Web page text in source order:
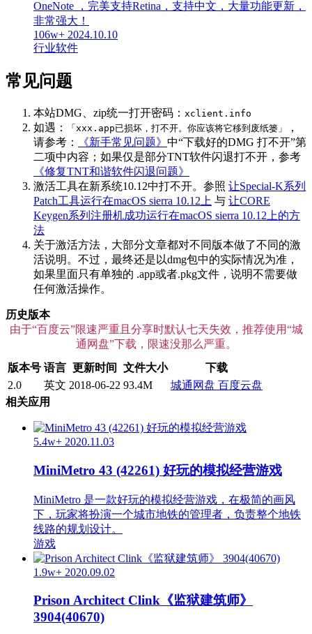
OneNote ，完美支持Retina，支持中文，大量功能更新，
非常强大！
106w+ 2024.10.10
行业软件
常见问题
本站DMG、zip统一打开密码： xclient.info
如遇： 「xxx.app已损坏，打不开。你应该将它移到废纸篓」
，
请参考：
《新手常见问题》 中“下载好的DMG 打不开”第
二项中内容；如果仅是部分TNT软件闪退打不开，参考
《修复TNT和谐软件闪退问题》
激活工具在新系统10.12中打不开。参照 让Special-K系列
Patch工具运行在macOS sierra 10.12上 与 让CORE
Keygen系列注册机成功运行在macOS sierra 10.12上的方
法
关于激活方法，大部分文章都对不同版本做了不同的激
活说明。不过，最终还是以dmg包中的实际情况为准，
如果里面只有单独的 .app或者.pkg文件，说明不需要做
任何激活操作。
历史版本
由于“百度云”限速严重且分享时默认七天失效，推荐使用“城
通网盘”下载，限速没那么严重。
版本号 语言 更新时间 文件大小
下载
2.0
英文 2018-06-22 93.4M 城通网盘 百度云盘
相关应用
5.4w+ 2020.11.03
MiniMetro 43 (42261) 好玩的模拟经营游戏
MiniMetro 是一款好玩的模拟经营游戏，在极简的画风
下，玩家将扮演一个城市地铁的管理者，负责整个地铁
线路的规划设计。
游戏
1.9w+ 2020.09.02
Prison Architect Clink《监狱建筑师》
3904(40670)